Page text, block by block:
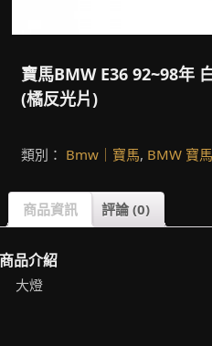
寶馬BMW E36 92~98年
(橘反光片)
類別： Bmw｜寶馬, BMW 寶
商品資訊 評論 (0)
品介紹
大燈